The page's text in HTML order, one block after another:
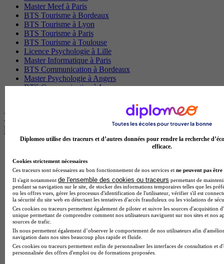
Master Meef à Paris
BTS Tourisme à Bordeaux
BTS Tourisme à Lyon
BTS Tourisme à Paris
BTS Tourisme à Toulouse
Licence Psychologie à Lille
Master Informatique à Paris
BTS Communication à Bordeaux
Master Psychologie à Angers
BTS Communication à Lyon
Les intitulés de diplôme par alternance
les plus recherchés
BTS Dietetique en alternance
BTS Mco en alternance
BTS Pi en alternance
BTS Sp3s en alternance
Master CCA en alternance
BTS Ndrc en alternance
BTS Sam en alternance
Cap Fleuriste en alternance
BTS Sio en alternance
MSc Marketing Digital en alternance
BTS Gpme en alternance
Diplomeo utilise des traceurs et d’autres données pour rendre la recherche
efficace.
Cookies strictement nécessaires
Ces traceurs sont nécessaires au bon fonctionnement de nos services et ne peuvent pas être
Il s'agit notamment de l'ensemble des cookies ou traceurs permettant de
pendant sa navigation sur le site, de stocker des informations temporaires telles que les
ou les offres vues, gérer les processus d'identification de l'utilisateur, vérifier s'il est
la sécurité du site web en détectant les tentatives d'accès frauduleux ou les violations de
Ces cookies ou traceurs permettent également de piloter et suivre les sources d'acquisition
unique permettant de comprendre comment nos utilisateurs naviguent sur nos sites et nos
sources de trafic.
Ils nous permettent également d’observer le comportement de nos utilisateurs afin
navigation dans nos sites beaucoup plus rapide et fluide.
Ces cookies ou traceurs permettent enfin de personnaliser les interfaces de consultation et
personnalisée des offres d'emploi ou de formations proposées.